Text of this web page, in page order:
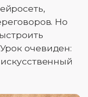
Но
очевиден: